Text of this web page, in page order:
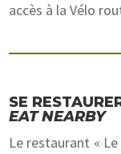
accès à la Vélo
SE
EAT NEARBY
Le restaurant «